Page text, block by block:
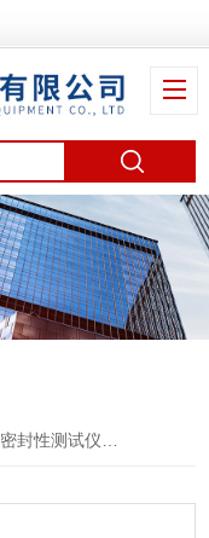
密封性测试仪> LSSD-01